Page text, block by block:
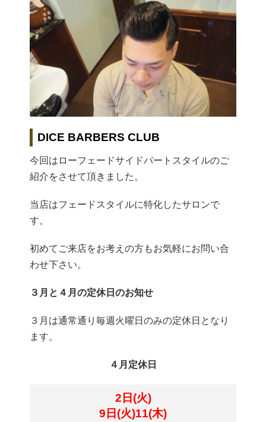
DICE BARBERS CLUB
今回はローフェードサイドパートスタイルのご
紹介をさせて頂きました。
当店はフェードスタイルに特化したサロンで
す。
初めてご来店をお考えの方もお気軽にお問い合
わせ下さい。
３月と４月の定休日のお知せ
３月は通常通り毎週火曜日のみの定休日となり
ます。
４月定休日
2日(火)
9日(火)11(木)